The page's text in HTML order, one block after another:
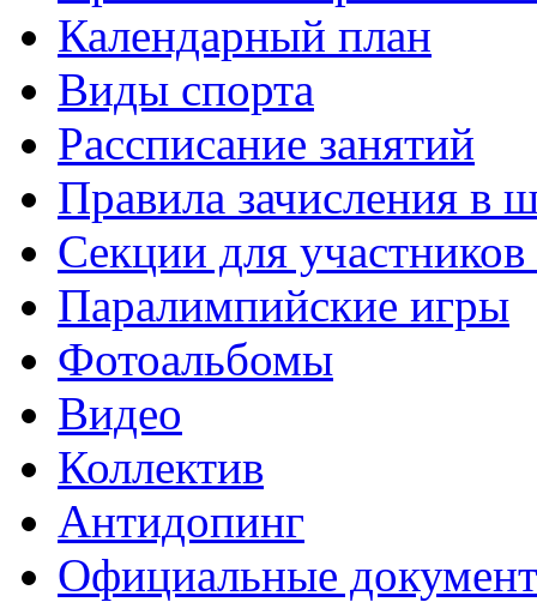
Календарный план
Виды спорта
Рассписание занятий
Правила зачисления в
Секции для
Паралимпийские игры
Фотоальбомы
Видео
Коллектив
Антидопинг
Официальные